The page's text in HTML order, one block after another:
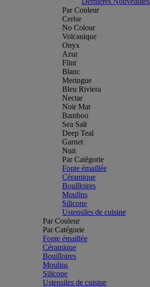
Par Couleur
Cerise
No Colour
Volcanique
Onyx
Azur
Flint
Blanc
Meringue
Bleu Riviera
Nectar
Noir Mat
Bamboo
Sea Salt
Deep Teal
Garnet
Nuit
Par Catégorie
Fonte émaillée
Céramique
Bouilloires
Moulins
Silicone
Ustensiles de cuisine
Par Couleur
Par Catégorie
Fonte émaillée
Céramique
Bouilloires
Moulins
Silicone
Ustensiles de cuisine